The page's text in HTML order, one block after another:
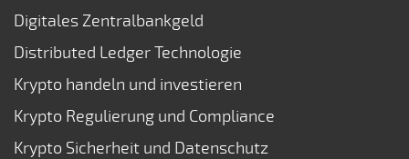
Digitales Zentralbankgeld
Distributed Ledger Technologie
Krypto handeln und investieren
Krypto Regulierung und Compliance
Krypto Sicherheit und Datenschutz